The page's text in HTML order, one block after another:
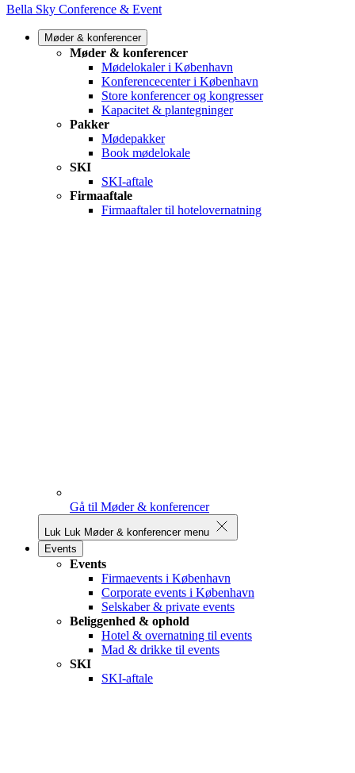
Bella Sky Conference & Event
Møder & konferencer
Møder & konferencer
Mødelokaler i København
Konferencecenter i København
Store konferencer og kongresser
Kapacitet & plantegninger
Pakker
Mødepakker
Book mødelokale
SKI
SKI-aftale
Firmaaftale
Firmaaftaler til hotelovernatning
Gå til Møder & konferencer
Luk Luk Møder & konferencer menu
Events
Events
Firmaevents i København
Corporate events i København
Selskaber & private events
Beliggenhed & ophold
Hotel & overnatning til events
Mad & drikke til events
SKI
SKI-aftale